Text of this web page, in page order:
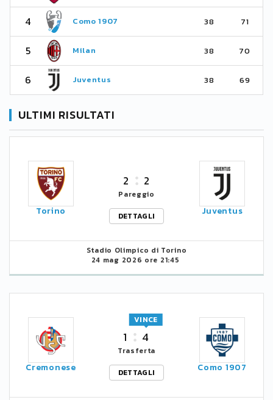
4 Como 1907 38 71
5 Milan 38 70
6 Juventus 38 69
ULTIMI RISULTATI
Torino
2 2
Pareggio
DETTAGLI
Juventus
Stadio Olimpico di Torino
24 mag 2026 ore 21:45
Cremonese
1 4
VINCE
Trasferta
DETTAGLI
Como 1907